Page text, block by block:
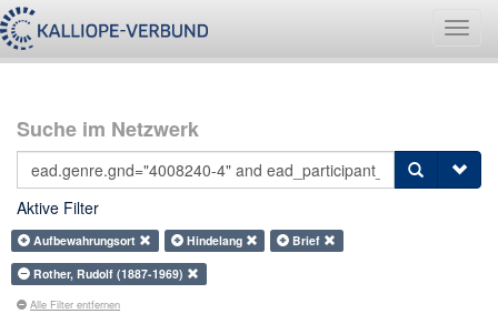
Suche im Netzwerk
Aktive Filter
Aufbewahrungsort Hindelang
Brief
Rother, Rudolf (1887-1969)
Alle Filter entfernen